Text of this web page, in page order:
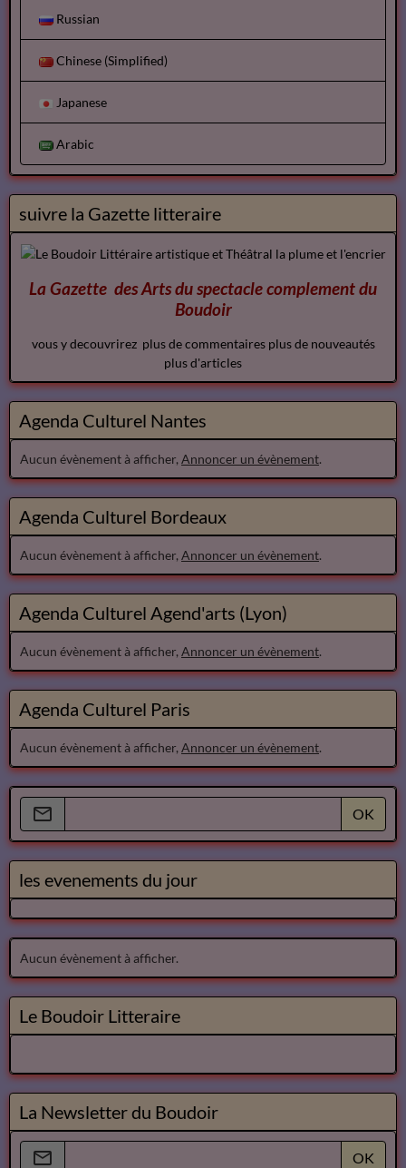
Russian
Chinese (Simplified)
Japanese
Arabic
suivre la Gazette litteraire
La Gazette des Arts du spectaclecomplementdu
Boudoir
vous y decouvrirez plus de commentaires plus de nouveautés
plus d'articles
Agenda Culturel Nantes
Aucun évènement à afficher, Annoncer un évènement.
Agenda Culturel Bordeaux
Aucun évènement à afficher, Annoncer un évènement.
Agenda Culturel Agend'arts (Lyon)
Aucun évènement à afficher, Annoncer un évènement.
Agenda Culturel Paris
Aucun évènement à afficher, Annoncer un évènement.
OK
les evenements du jour
Aucun évènement à afficher.
Le Boudoir Litteraire
La Newsletter du Boudoir
OK